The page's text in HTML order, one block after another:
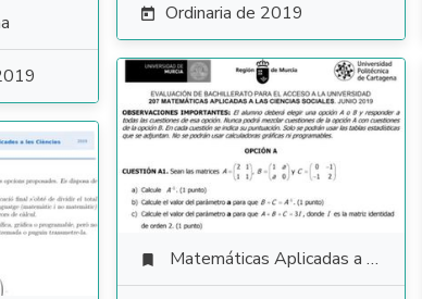
 Ordinaria de 2019
 Matemáticas Aplicadas a las Ciencias Sociales